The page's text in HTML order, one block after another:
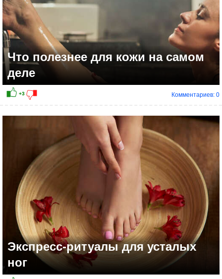
+3
Что полезнее для кожи на самом
деле
Комментариев: 0
Экспресс-ритуалы для усталых
ног